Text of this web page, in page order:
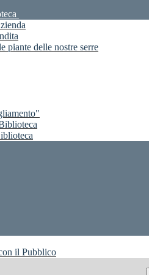
piante delle nostre serre
il Pubblico